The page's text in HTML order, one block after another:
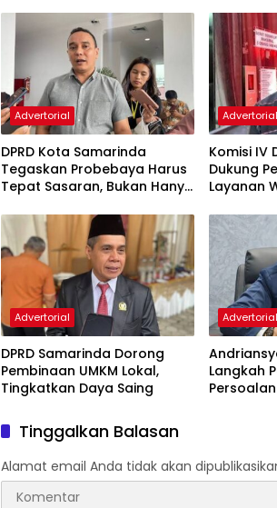
Advertorial
DPRD Kota Samarinda
Tegaskan Probebaya Harus
Tepat Sasaran, Bukan Hanya
Advertorial
Komisi IV
Dukung
Layanan
Advertorial
DPRD Samarinda Dorong
Pembinaan UMKM Lokal,
Tingkatkan Daya Saing
Advertorial
Langkah
Tinggalkan Balasan
Alamat email Anda tidak akan